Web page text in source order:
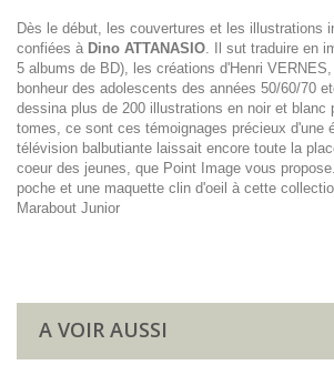
Dès le début, les couvertures et les illustrations
confiées à Dino ATTANASIO. Il sut traduire en
5 albums de BD), les créations d'Henri
bonheur des adolescents des années 50/60/70
dessina plus de 200 illustrations en noir et blanc
tomes, ce sont ces témoignages précieux d'une
télévision balbutiante laissait encore toute la
coeur des jeunes, que Point Image vous
poche et une maquette clin d'oeil à cette
Marabout Junior
A VOIR AUSSI